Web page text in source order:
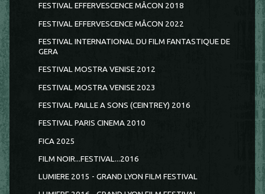
FESTIVAL EFFERVESCENCE MÂCON 2018
FESTIVAL EFFERVESCENCE MÂCON 2022
FESTIVAL INTERNATIONAL DU FILM FANTASTIQUE DE
GERA
FESTIVAL MOSTRA VENISE 2012
FESTIVAL MOSTRA VENISE 2023
FESTIVAL PAILLE A SONS (CEINTREY) 2016
FESTIVAL PARIS CINEMA 2010
FICA 2025
FILM NOIR...FESTIVAL...2016
LUMIERE 2015 - GRAND LYON FILM FESTIVAL